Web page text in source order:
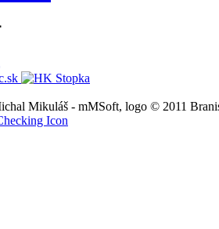
Mikuláš - mMSoft, logo © 2011